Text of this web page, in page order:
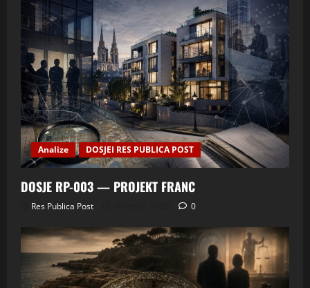
Analize DOSJEI RES PUBLICA POST
DOSJE RP-003 — PROJEKT FRANC
Res Publica Post 0